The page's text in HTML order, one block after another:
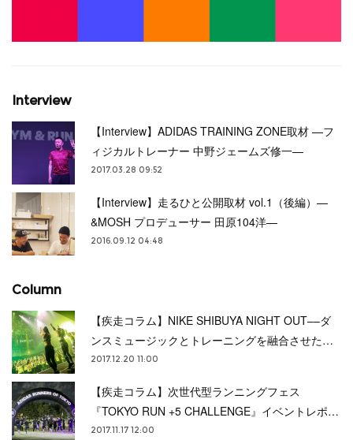
Interview
【Interview】ADIDAS TRAINING ZONE取材 —フ
ィジカルトレーナー 中野ジェームズ修一—
2017.03.28 09:52
【Interview】走るひと公開取材 vol.1（後編）—
&MOSH プロデューサー 田原104洋—
2016.09.12 04:48
Column
【疾走コラム】NIKE SHIBUYA NIGHT OUT––ダ
ンスミュージックとトレーニングを融合させた…
2017.12.20 11:00
【疾走コラム】次世代型ランニングフェス
『TOKYO RUN +5 CHALLENGE』イベントレポ…
2017.11.17 12:00